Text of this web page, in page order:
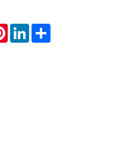
PinterestLinkedIn